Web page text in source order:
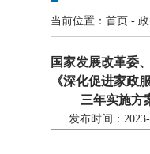
当前位置： 首页 -
国家发展改革委
《深化促进家政
三年实施方
发布时间：